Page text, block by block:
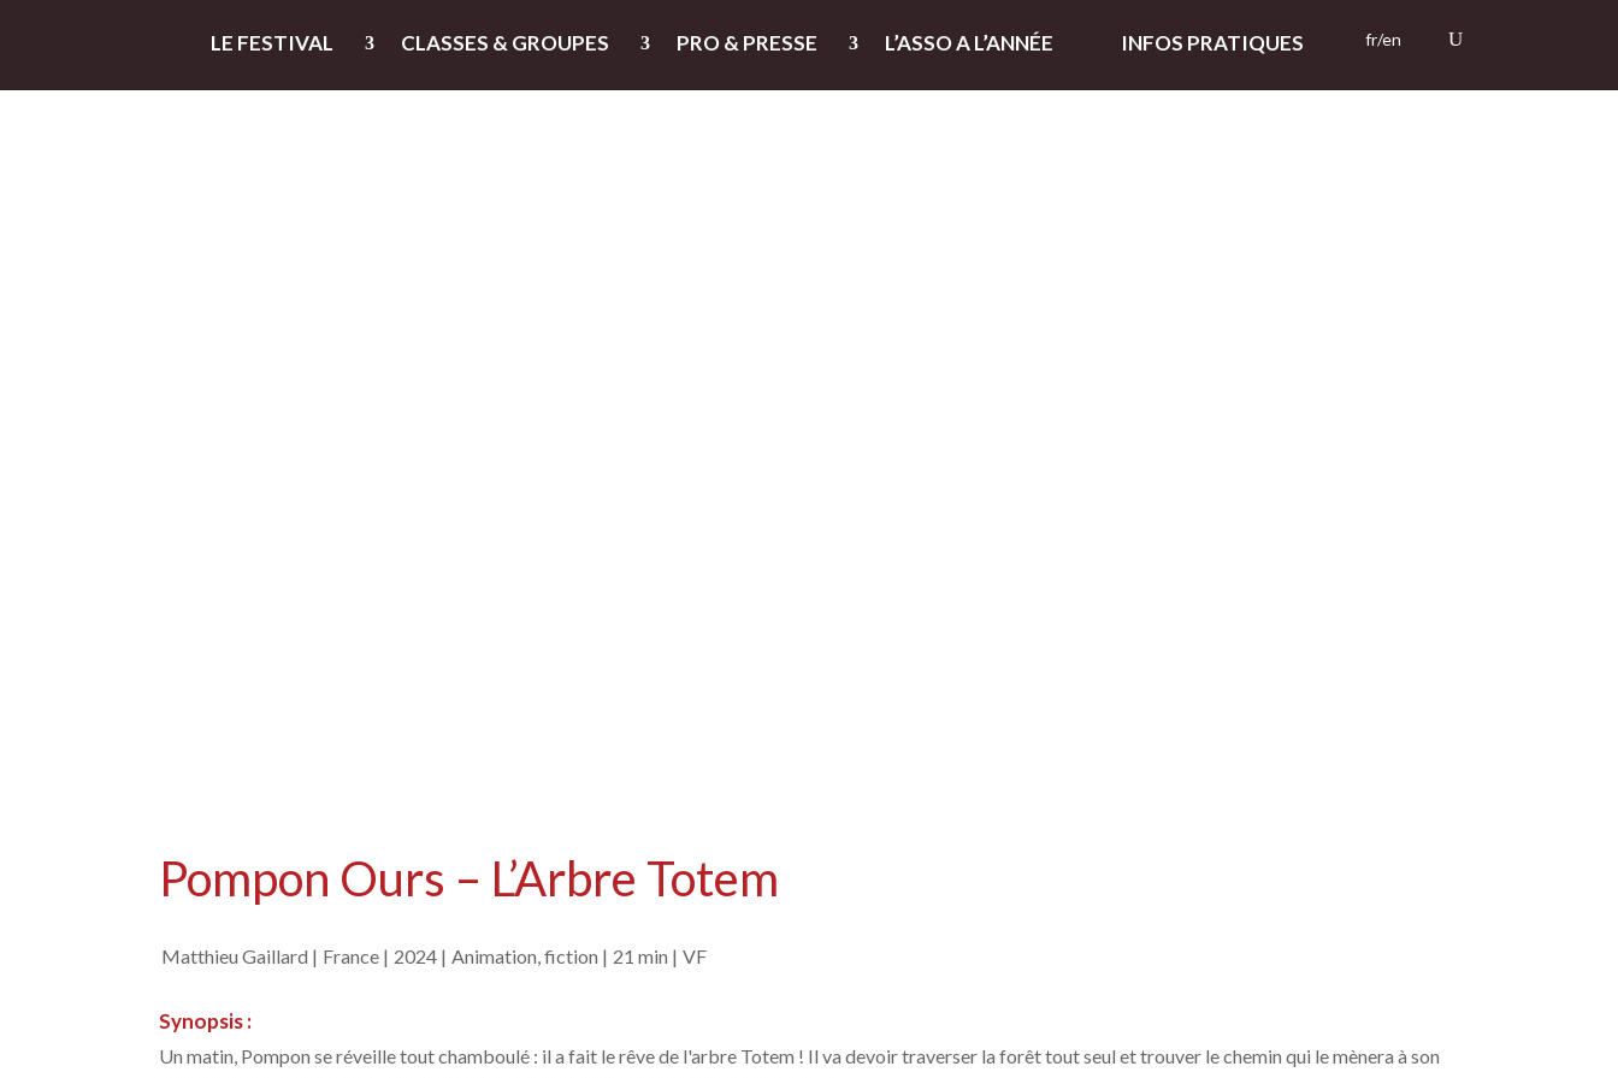
LE FESTIVAL CLASSES & GROUPES PRO & PRESSE L’ASSO A L’ANNÉE INFOS PRATIQUES fr/en
Pompon Ours – L’Arbre Totem
Matthieu Gaillard | France | 2024 | Animation, fiction | 21 min | VF
Synopsis :
Un matin, Pompon se réveille tout chamboulé : il a fait le rêve de l'arbre Totem ! Il va devoir traverser la forêt tout seul et trouver le chemin qui le mènera à son